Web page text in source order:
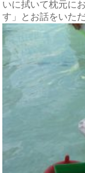
いに拭いて枕元に
す」とお話をいた